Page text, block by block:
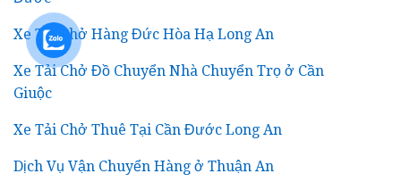
Xe Tải Chở Hàng Đức Hòa Hạ Long An
Xe Tải Chở Đồ Chuyển Nhà Chuyển Trọ ở Cần
Giuộc
Xe Tải Chở Thuê Tại Cần Đước Long An
Dịch Vụ Vận Chuyển Hàng ở Thuận An